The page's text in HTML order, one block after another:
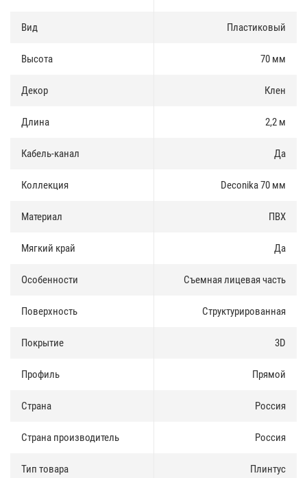
Плинтус пластиковый Deconika 70 мм есть в наличии и продается
как оптом так и в розницу. Купить плинтус можно за наличные и
ежедневно. Доставка в регионы России осуществляется через
Компания Пластум приглашает к сотрудничеству оптовых
региональных дилеров и дизайнеров помещений. Для Вас мы
Вид Пластиковый
Высота 70 мм
Декор Клен
Длина 2,2 м
Кабель-канал Да
Коллекция Deconika 70 мм
Материал ПВХ
Мягкий край Да
Особенности Съемная лицевая часть
Поверхность Структурированная
Покрытие 3D
Профиль Прямой
Страна Россия
Страна производитель Россия
Тип товара Плинтус